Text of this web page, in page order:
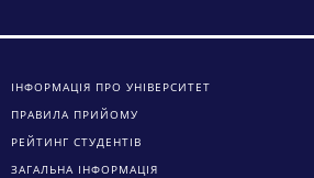
ІНФОРМАЦІЯ ПРО УНІВЕРСИТЕТ
ПРАВИЛА ПРИЙОМУ
РЕЙТИНГ СТУДЕНТІВ
ЗАГАЛЬНА ІНФОРМАЦІЯ